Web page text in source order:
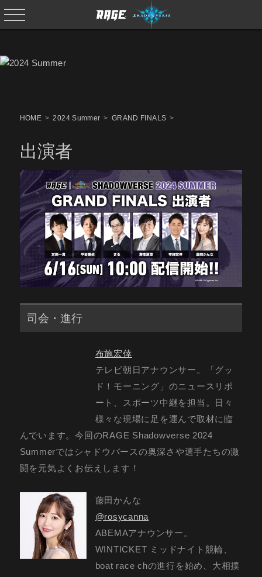
HOME 2024 Summer GRAND FINALS
出演者
司会・進行
布施宏倖
テレビ朝日アナウンサー。「グッ
ド！モーニング」のニュースリポ
ート、スポーツ中継を担当。日々
様々な現場に足を運んで取材に臨
んでいます。今回のRAGE Shadowverse 2024
Summerではシャドウバースの奥深さや選手たちの激
闘を元気よくお伝えします！
藤田かんな
@rosycanna
ABEMAアナウンサー。
WINTICKET ミッドナイト競輪、
boat race chの進行を始め、大相撲